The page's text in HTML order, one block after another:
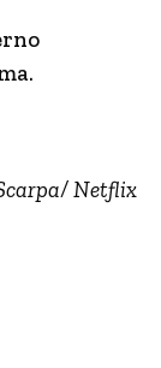
Netflix